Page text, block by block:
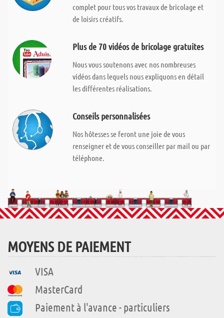
complet pour tous vos travaux de bricolage et
de loisirs créatifs.
Plus de 70 vidéos de bricolage gratuites
Nous vous soutenons avec nos nombreuses
vidéos dans lequels nous expliquons en détail
les différentes réalisations.
Conseils personnalisées
Nos hôtesses se feront une joie de vous
renseigner et de vous conseiller par mail ou par
téléphone.
MOYENS DE PAIEMENT
VISA
MasterCard
Paiement à l'avance - particuliers